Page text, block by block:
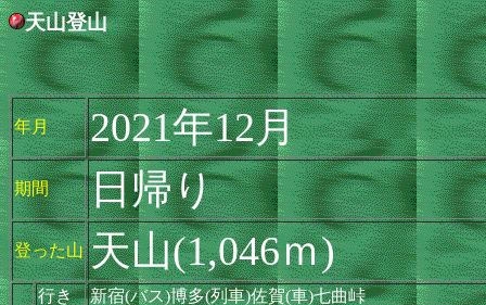
天山登山
年月 2021年12月
期間 日帰り
登った山 天山(1,046ｍ)
行き 新宿(バス)博多(列車)佐賀(車)七曲峠